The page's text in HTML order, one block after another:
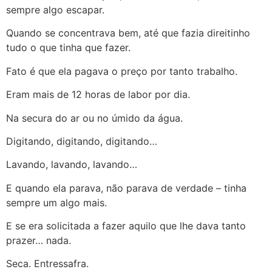
sempre algo escapar.
Quando se concentrava bem, até que fazia direitinho
tudo o que tinha que fazer.
Fato é que ela pagava o preço por tanto trabalho.
Eram mais de 12 horas de labor por dia.
Na secura do ar ou no úmido da água.
Digitando, digitando, digitando…
Lavando, lavando, lavando…
E quando ela parava, não parava de verdade – tinha
sempre um algo mais.
E se era solicitada a fazer aquilo que lhe dava tanto
prazer… nada.
Seca. Entressafra.